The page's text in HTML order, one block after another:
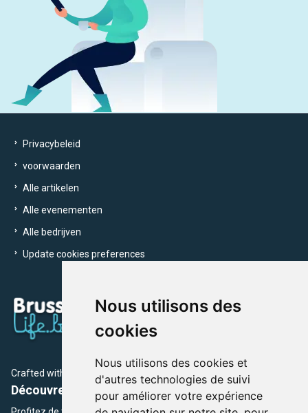
Nous utilisons des
cookies
Nous utilisons des cookies et
d'autres technologies de suivi
pour améliorer votre expérience
Privacybeleid
voorwaarden
Alle artikelen
Alle evenementen
Alle bedrijven
Update cookies preferences
Crafted with by Brusselslife Team
Découvrez plus de 12 000 adresses et événements